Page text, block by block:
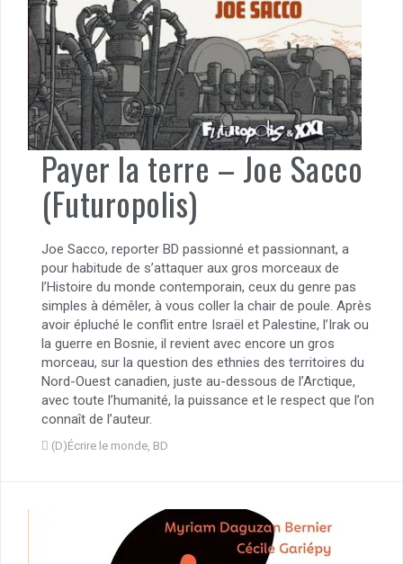
Payer la terre – Joe Sacco
(Futuropolis)
Joe Sacco, reporter BD passionné et passionnant, a
pour habitude de s’attaquer aux gros morceaux de
l’Histoire du monde contemporain, ceux du genre pas
simples à démêler, à vous coller la chair de poule. Après
avoir épluché le conflit entre Israël et Palestine, l’Irak ou
la guerre en Bosnie, il revient avec encore un gros
morceau, sur la question des ethnies des territoires du
Nord-Ouest canadien, juste au-dessous de l’Arctique,
avec toute l’humanité, la puissance et le respect que l’on
connaît de l’auteur.
(D)Écrire le monde, BD